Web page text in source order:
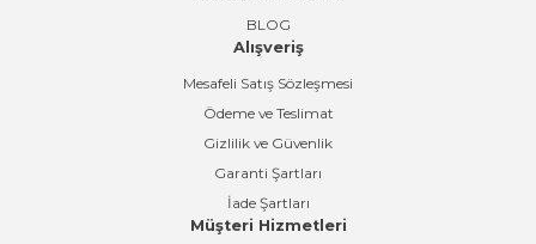
BLOG
Alışveriş
Mesafeli Satış Sözleşmesi
Ödeme ve Teslimat
Gizlilik ve Güvenlik
Garanti Şartları
İade Şartları
Müşteri Hizmetleri